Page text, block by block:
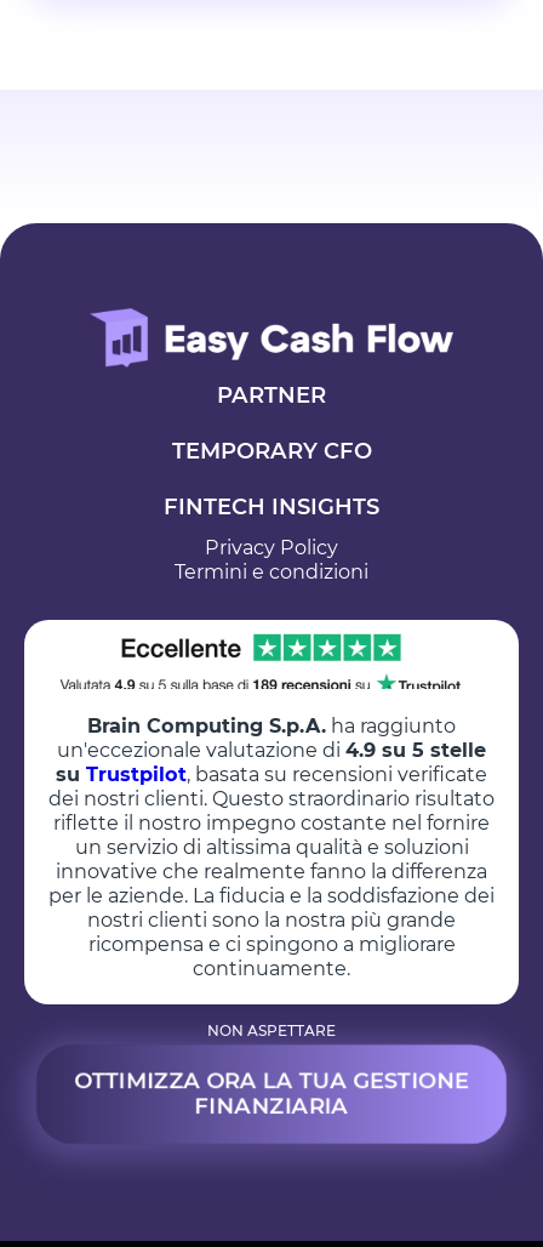
PARTNER
TEMPORARY CFO
FINTECH INSIGHTS
Privacy Policy
Termini e condizioni
Brain Computing S.p.A. ha raggiunto
un'eccezionale valutazione di 4.9 su 5 stelle
su Trustpilot, basata su recensioni verificate
dei nostri clienti. Questo straordinario risultato
riflette il nostro impegno costante nel fornire
un servizio di altissima qualità e soluzioni
innovative che realmente fanno la differenza
per le aziende. La fiducia e la soddisfazione dei
nostri clienti sono la nostra più grande
ricompensa e ci spingono a migliorare
continuamente.
NON ASPETTARE
OTTIMIZZA ORA LA TUA GESTIONE
FINANZIARIA